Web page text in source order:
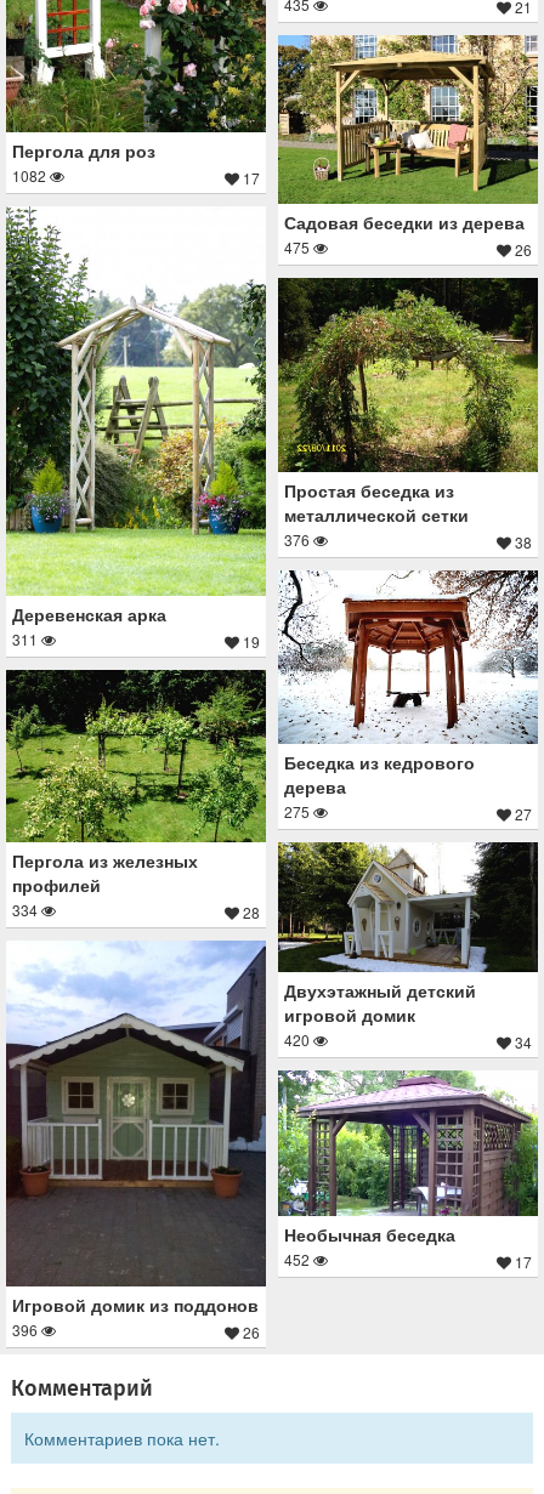
Пергола для роз
1082 17
21
Садовая беседки из дерева
475 26
Деревенская арка
311 19
Простая беседка из
металлической сетки
376 38
Беседка из кедрового
дерева
275 27
Пергола из железных
профилей
334 28
Двухэтажный детский
игровой домик
420 34
Игровой домик из поддонов
396 26
Необычная беседка
452 17
Комментарий
Комментариев пока нет.